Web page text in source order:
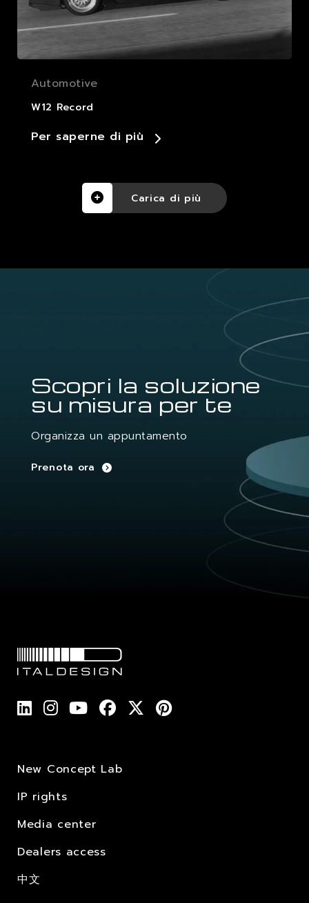
Automotive
W12 Record
Per saperne di più
Carica di più
Scopri la soluzione
su misura per te
Organizza un appuntamento
Prenota ora
New Concept Lab
IP rights
Media center
Dealers access
中文